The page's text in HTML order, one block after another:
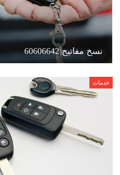
نسخ مفاتيح 60606642
خدمات